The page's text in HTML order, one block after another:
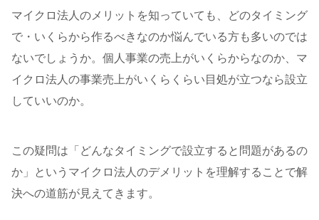
マイクロ法人のメリットを知っていても、どのタイミング
で・いくらから作るべきなのか悩んでいる方も多いのでは
ないでしょうか。個人事業の売上がいくらからなのか、マ
イクロ法人の事業売上がいくらくらい目処が立つなら設立
していいのか。
この疑問は「どんなタイミングで設立すると問題があるの
か」というマイクロ法人のデメリットを理解することで解
決への道筋が見えてきます。